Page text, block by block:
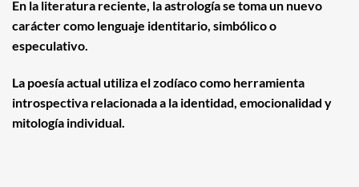
En la literatura reciente, la astrología se toma un nuevo
carácter como lenguaje identitario, simbólico o
especulativo.
La poesía actual utiliza el zodíaco como herramienta
introspectiva relacionada a la identidad, emocionalidad y
mitología individual.